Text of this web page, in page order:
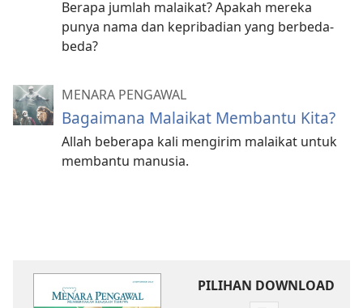
Berapa jumlah malaikat? Apakah mereka
punya nama dan kepribadian yang berbeda-
beda?
MENARA PENGAWAL
Bagaimana Malaikat Membantu Kita?
Allah beberapa kali mengirim malaikat untuk
membantu manusia.
PILIHAN DOWNLOAD